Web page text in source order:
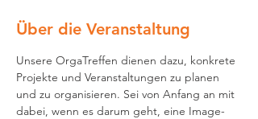
Über die Veranstaltung
Unsere OrgaTreffen dienen dazu, konkrete
Projekte und Veranstaltungen zu planen
und zu organisieren. Sei von Anfang an mit
dabei, wenn es darum geht, eine Image-